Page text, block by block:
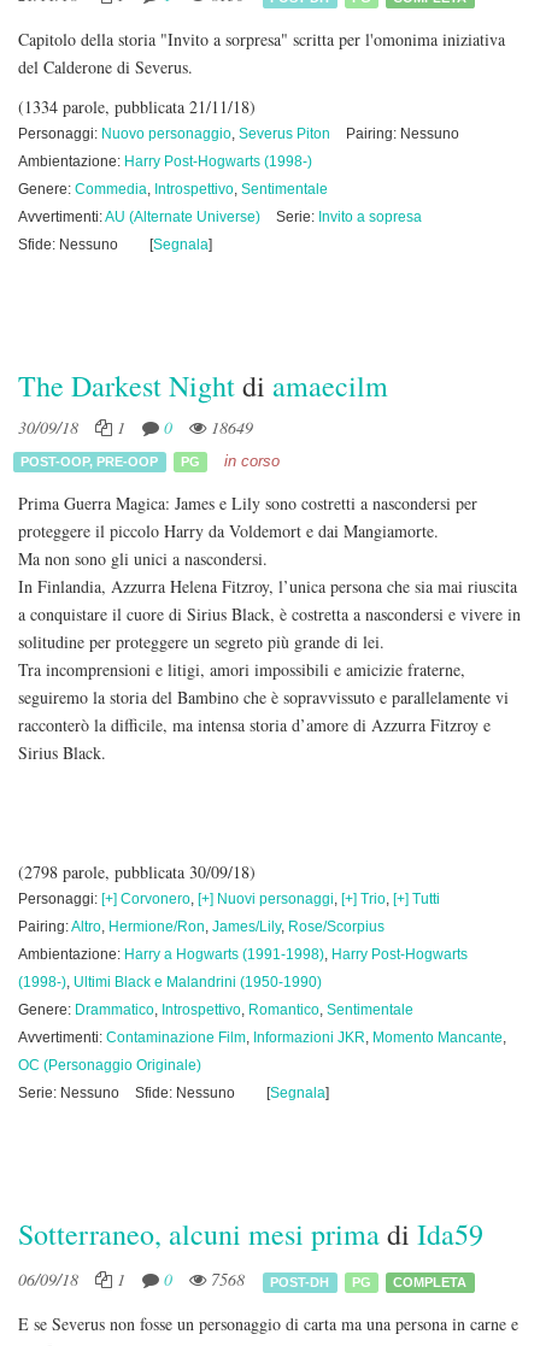
Capitolo della storia "Invito a sorpresa" scritta per l'omonima iniziativa
del Calderone di Severus.
(1334 parole, pubblicata 21/11/18)
Personaggi: Nuovo personaggio, Severus Piton
Pairing: Nessuno
Ambientazione: Harry Post-Hogwarts (1998-)
Genere: Commedia, Introspettivo, Sentimentale
Avvertimenti:AU (Alternate Universe) Serie: Invito a sopresa
Sfide: Nessuno
[Segnala]
The Darkest Nightdi amaecilm
30/09/18 1 0 18649
POST-OOP,PRE-OOP PG in corso
Prima Guerra Magica: James e Lily sono costretti a nascondersi per
proteggere il piccolo Harry da Voldemort e dai Mangiamorte.
Ma non sono gli unici a nascondersi.
In Finlandia, Azzurra Helena Fitzroy, l’unica persona che sia mai riuscita
a conquistare il cuore di Sirius Black, è costretta a nascondersi e vivere in
solitudine per proteggere un segreto più grande di lei.
Tra incomprensioni e litigi, amori impossibili e amicizie fraterne,
seguiremo la storia del Bambino che è sopravvissuto e parallelamente vi
racconterò la difficile, ma intensa storia d’amore di Azzurra Fitzroy e
Sirius Black.
(2798 parole, pubblicata 30/09/18)
Personaggi: [+] Corvonero, [+] Nuovi personaggi, [+] Trio, [+] Tutti
Pairing:Altro, Hermione/Ron, James/Lily, Rose/Scorpius
Ambientazione: Harry a Hogwarts (1991-1998), Harry Post-Hogwarts
(1998-), Ultimi Black e Malandrini (1950-1990)
Genere: Drammatico, Introspettivo, Romantico, Sentimentale
Avvertimenti: Contaminazione Film, Informazioni JKR, Momento Mancante,
OC (Personaggio Originale)
Serie: Nessuno
Sfide: Nessuno [Segnala]
Sotterraneo, alcuni mesi primadi Ida59
06/09/18 1 0 7568 POST-DH PG COMPLETA
E se Severus non fosse un personaggio di carta ma una persona in carne e